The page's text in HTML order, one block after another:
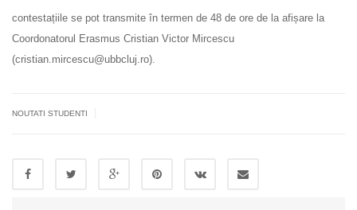
contestațiile se pot transmite în termen de 48 de ore de la afișare la
Coordonatorul Erasmus Cristian Victor Mircescu
(cristian.mircescu@ubbcluj.ro).
NOUTATI STUDENTI